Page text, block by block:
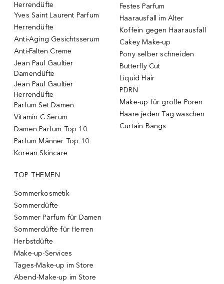
Herrendüfte
Yves Saint Laurent Parfum
Herrendüfte
Anti-Aging Gesichtsserum
Anti-Falten Creme
Jean Paul Gaultier
Damendüfte
Jean Paul Gaultier
Herrendüfte
Parfum Set Damen
Vitamin C Serum
Damen Parfum Top 10
Parfum Männer Top 10
Korean Skincare
Festes Parfum
Haarausfall im Alter
Koffein gegen Haarausfall
Cakey Make-up
Pony selber schneiden
Butterfly Cut
Liquid Hair
PDRN
Make-up für große Poren
Haare jeden Tag waschen
Curtain Bangs
TOP THEMEN
Sommerkosmetik
Sommerdüfte
Sommer Parfum für Damen
Sommerdüfte für Herren
Herbstdüfte
Make-up-Services
Tages-Make-up im Store
Abend-Make-up im Store